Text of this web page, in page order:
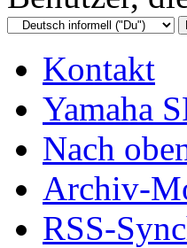
Kontakt
Yamaha
Nach
Archiv-
RSS-